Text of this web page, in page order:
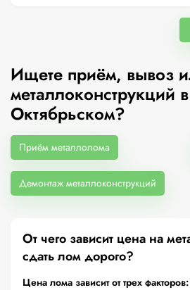
Ищете приём, вывоз
металлоконструкций в
Октябрьском?
Приём металлолома
Демонтаж металлоконструкций
От чего зависит цена на
сдать лом дорого?
Цена лома зависит от трех факторов: